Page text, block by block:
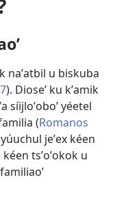
naʼatbil u biskuba
7). Dioseʼ ku kʼamik
síijloʼoboʼ yéetel
(Romanos
jeʼex kéen
tsʼoʼokok u